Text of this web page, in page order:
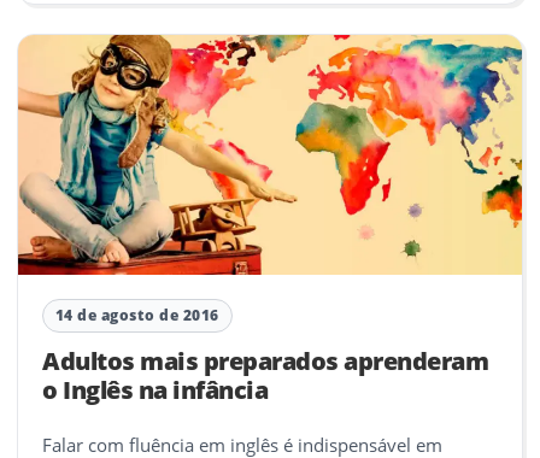
14 de agosto de 2016
Adultos mais preparados aprenderam
o Inglês na infância
Falar com fluência em inglês é indispensável em